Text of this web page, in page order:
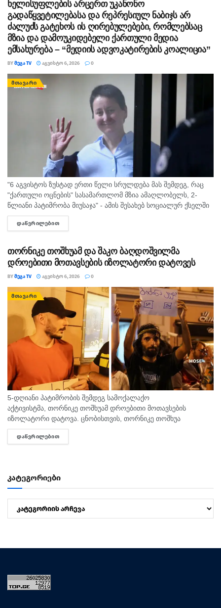
ხელისუფლების არცერთ უკანონო
გადაწყვეტილებასა და რეპრესიულ ნაბიჯს არ
ძალუძს გატეხოს ის ღირებულებები, რომლებსაც
მზია და დამოუკიდებელი ქართული მედია
ემსახურება – “მედიის ადვოკატირების კოალიცია”
BYᲛᲔᲒᲐ TV ᲐᲒᲕᲘᲡᲢᲝ 6, 2026 0
ᲛᲗᲐᲕᲐᲠᲘ
"6 აგვისტოს ზუსტად ერთი წელი სრულდება მას შემდეგ, რაც
"ქართული ოცნების" სასამართლომ მზია ამაღლობელს, 2-
წლიანი პატიმრობა მიუსაჯა" - ამის შესახებ სოციალურ ქსელში
"მედიის ადვოკატირების კოალიცია" წერს და დაკავებულ
ჟურნალისტს სოლიდარობას უცხადებს. ორგანიზაცია...
ᲓᲐᲬᲕᲠᲘᲚᲔᲑᲘᲗ
თორნიკე თოშხუამ და შაკო ბაღდოშვილმა
დროებითი მოთავსების იზოლატორი დატოვეს
BYᲛᲔᲒᲐ TV ᲐᲒᲕᲘᲡᲢᲝ 6, 2026 0
ᲛᲗᲐᲕᲐᲠᲘ
5-დღიანი პატიმრობის შემდეგ სამოქალაქო
აქტივისტმა, თორნიკე თოშხუამ დროებითი მოთავსების
იზოლატორი დატოვა. ცნობისთვის, თორნიკე თოშხუა
პოლიციამ 31 ივლისს, თბილისის საკრებულოსთან
დააკავა. მას ხელში ეკავა ბანერი "ბიძინა ყ - არაა/არის?".
ᲓᲐᲬᲕᲠᲘᲚᲔᲑᲘᲗ
კატეგორიები
კატეგორიები